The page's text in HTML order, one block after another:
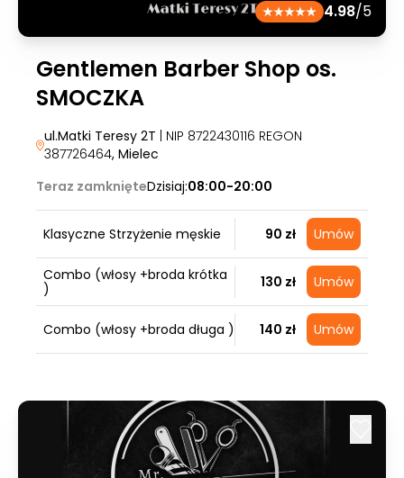
4.98/5
Gentlemen Barber Shop os.
SMOCZKA
ul.Matki Teresy 2T | NIP 8722430116 REGON
387726464, Mielec
Teraz zamknięteDzisiaj:08:00-20:00
Klasyczne Strzyżenie męskie 90 zł Umów
Combo (włosy +broda krótka
)
130 zł Umów
Combo (włosy +broda długa ) 140 zł Umów